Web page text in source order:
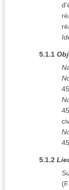
5.1.1
5.1.2
(